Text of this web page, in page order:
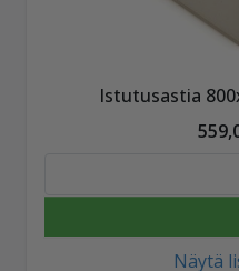
Istutusastia
Näytä